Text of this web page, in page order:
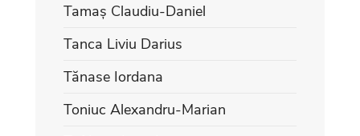
Tamaș Claudiu-Daniel
Tanca Liviu Darius
Tănase Iordana
Toniuc Alexandru-Marian